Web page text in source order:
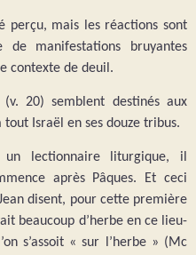
perçu, mais les réactions sont
de manifestations bruyantes
contexte de deuil.
20) semblent destinés aux
tout Israël en ses douze tribus.
un lectionnaire liturgique, il
après Pâques. Et ceci
disent, pour cette première
beaucoup d’herbe en ce lieu-
s’assoit « sur l’herbe » (Mc